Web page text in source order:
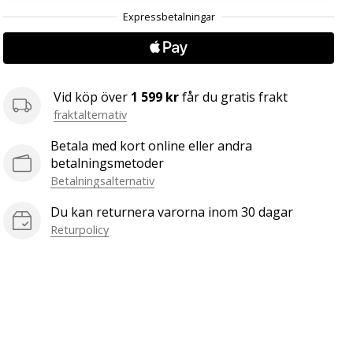
Vid köp över 1 599 krfår du gratis frakt
fraktalternativ
Betala med kort online eller andra
betalningsmetoder
Betalningsalternativ
Du kan returnera varorna inom 30 dagar
Returpolicy